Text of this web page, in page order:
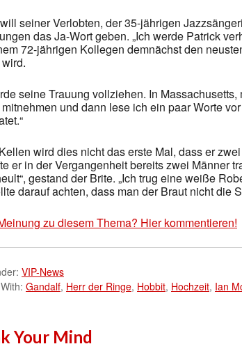
seiner Verlobten, der 35-jährigen
das Ja-Wort geben. „Ich werde Patrick
72-jährigen Kollegen demnächst den
seine Trauung vollziehen. In
und dann lese ich ein paar Worte
wird dies nicht das erste Mal, dass er
er in der Vergangenheit bereits zwei Männer
gestand der Brite. „Ich trug eine weiße
darauf achten, dass man der Braut nicht die
zu diesem Thema? Hier kommentieren!
VIP-News
Gandalf, Herr der Ringe, Hobbit, Hochzeit, Ian
Your Mind